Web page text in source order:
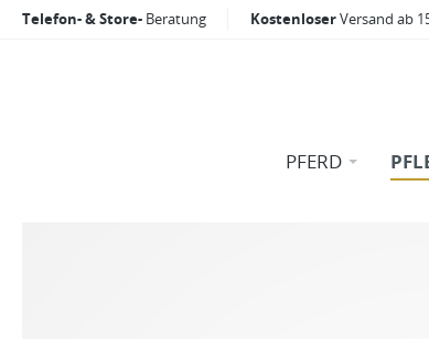
Telefon- & Store- Beratung KostenloserVersand ab
PFERD